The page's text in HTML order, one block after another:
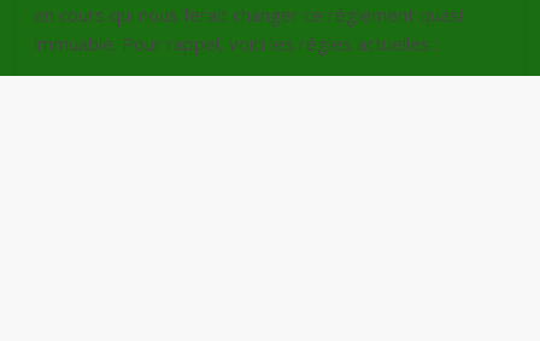
en cours qui nous ferait changer ce règlement quasi
immuable. Pour rappel, voici les règles actuelles :